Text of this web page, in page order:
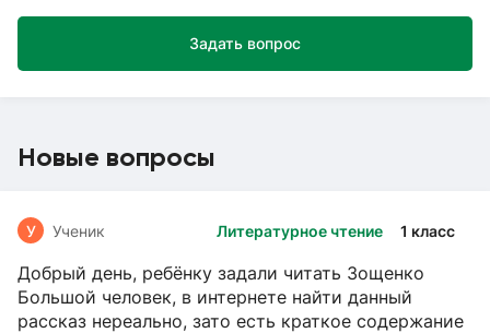
Задать вопрос
Новые вопросы
Литературное чтение 1 класс
У Ученик
Добрый день, ребёнку задали читать Зощенко
Большой человек, в интернете найти данный
рассказ нереально, зато есть краткое содержание